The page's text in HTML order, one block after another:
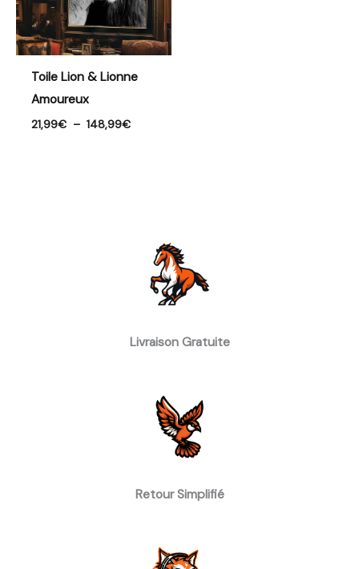
Toile Lion & Lionne
Amoureux
21,99€ – 148,99€
Livraison Gratuite
Retour Simplifié